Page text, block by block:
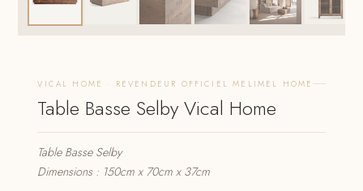
VICAL HOME · REVENDEUR OFFICIEL MELIMEL HOME
Table Basse Selby Vical Home
Table Basse Selby
Dimensions : 150cm x 70cm x 37cm